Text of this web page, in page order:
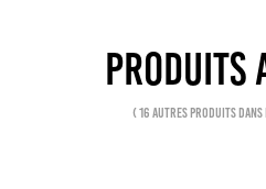
PRODUITS
( 16 autres produits dans